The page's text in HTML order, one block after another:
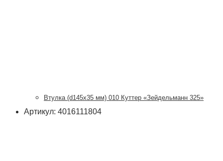
Втулка (d145х35 мм) 010 Куттер «Зейдельманн 325»
Артикул: 4016111804